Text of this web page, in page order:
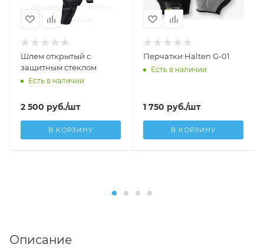
Шлем открытый с
защитным стеклом
Есть в наличии
2 500 руб./шт
В КОРЗИНУ
Перчатки Halten G-01
Есть в наличии
1 750 руб./шт
В КОРЗИНУ
Описание